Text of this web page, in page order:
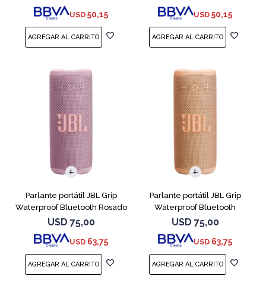
USD 50,15 USD 50,15
Parlante portátil JBL Grip
Waterproof Bluetooth Rosado
USD 75,00
USD 63,75
Parlante portátil JBL Grip
Waterproof Bluetooth
Naranja
USD 75,00
USD 63,75